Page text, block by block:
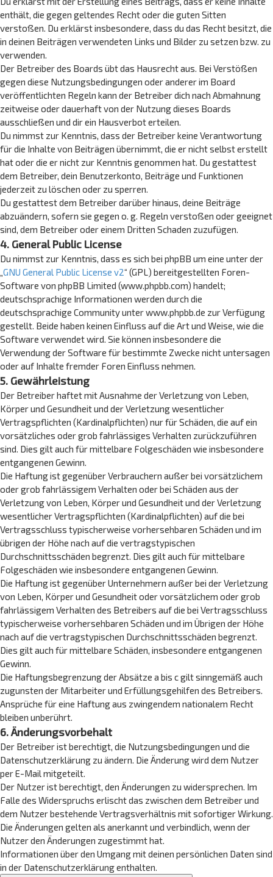
enthält, die gegen geltendes Recht oder die guten Sitten
verstoßen. Du erklärst insbesondere, dass du das Recht besitzt, die
in deinen Beiträgen verwendeten Links und Bilder zu setzen bzw. zu
verwenden.
Der Betreiber des Boards übt das Hausrecht aus. Bei Verstößen
gegen diese Nutzungsbedingungen oder anderer im Board
veröffentlichten Regeln kann der Betreiber dich nach Abmahnung
zeitweise oder dauerhaft von der Nutzung dieses Boards
ausschließen und dir ein Hausverbot erteilen.
Du nimmst zur Kenntnis, dass der Betreiber keine Verantwortung
für die Inhalte von Beiträgen übernimmt, die er nicht selbst erstellt
hat oder die er nicht zur Kenntnis genommen hat. Du gestattest
dem Betreiber, dein Benutzerkonto, Beiträge und Funktionen
jederzeit zu löschen oder zu sperren.
Du gestattest dem Betreiber darüber hinaus, deine Beiträge
abzuändern, sofern sie gegen o. g. Regeln verstoßen oder geeignet
sind, dem Betreiber oder einem Dritten Schaden zuzufügen.
4. General Public License
Du nimmst zur Kenntnis, dass es sich bei phpBB um eine unter der
„GNU General Public License v2“ (GPL) bereitgestellten Foren-
Software von phpBB Limited (www.phpbb.com) handelt;
deutschsprachige Informationen werden durch die
deutschsprachige Community unter www.phpbb.de zur Verfügung
gestellt. Beide haben keinen Einfluss auf die Art und Weise, wie die
Software verwendet wird. Sie können insbesondere die
Verwendung der Software für bestimmte Zwecke nicht untersagen
oder auf Inhalte fremder Foren Einfluss nehmen.
5. Gewährleistung
Der Betreiber haftet mit Ausnahme der Verletzung von Leben,
Körper und Gesundheit und der Verletzung wesentlicher
Vertragspflichten (Kardinalpflichten) nur für Schäden, die auf ein
vorsätzliches oder grob fahrlässiges Verhalten zurückzuführen
sind. Dies gilt auch für mittelbare Folgeschäden wie insbesondere
entgangenen Gewinn.
Die Haftung ist gegenüber Verbrauchern außer bei vorsätzlichem
oder grob fahrlässigem Verhalten oder bei Schäden aus der
Verletzung von Leben, Körper und Gesundheit und der Verletzung
wesentlicher Vertragspflichten (Kardinalpflichten) auf die bei
Vertragsschluss typischerweise vorhersehbaren Schäden und im
übrigen der Höhe nach auf die vertragstypischen
Durchschnittsschäden begrenzt. Dies gilt auch für mittelbare
Folgeschäden wie insbesondere entgangenen Gewinn.
Die Haftung ist gegenüber Unternehmern außer bei der Verletzung
von Leben, Körper und Gesundheit oder vorsätzlichem oder grob
fahrlässigem Verhalten des Betreibers auf die bei Vertragsschluss
typischerweise vorhersehbaren Schäden und im Übrigen der Höhe
nach auf die vertragstypischen Durchschnittsschäden begrenzt.
Dies gilt auch für mittelbare Schäden, insbesondere entgangenen
Gewinn.
Die Haftungsbegrenzung der Absätze a bis c gilt sinngemäß auch
zugunsten der Mitarbeiter und Erfüllungsgehilfen des Betreibers.
Ansprüche für eine Haftung aus zwingendem nationalem Recht
bleiben unberührt.
6. Änderungsvorbehalt
Der Betreiber ist berechtigt, die Nutzungsbedingungen und die
Datenschutzerklärung zu ändern. Die Änderung wird dem Nutzer
per E-Mail mitgeteilt.
Der Nutzer ist berechtigt, den Änderungen zu widersprechen. Im
Falle des Widerspruchs erlischt das zwischen dem Betreiber und
dem Nutzer bestehende Vertragsverhältnis mit sofortiger Wirkung.
Die Änderungen gelten als anerkannt und verbindlich, wenn der
Nutzer den Änderungen zugestimmt hat.
Informationen über den Umgang mit deinen persönlichen Daten sind
in der Datenschutzerklärung enthalten.